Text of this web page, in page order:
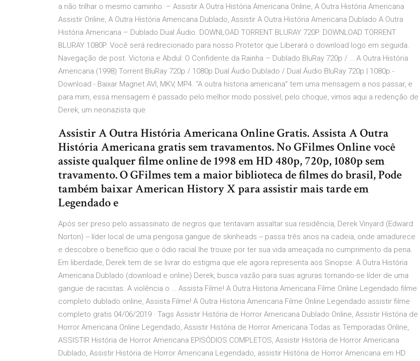
a não trilhar o mesmo caminho. – Assistir A Outra História Americana Online, A Outra História Americana
Assistir Online, A Outra História Americana Dublado, Assistir A Outra História Americana Dublado A Outra
História Americana – Dublado Dual Áudio. DOWNLOAD TORRENT BLURAY 720P. DOWNLOAD TORRENT
BLURAY 1080P. Você será redirecionado para nosso Protetor que Liberará o download logo em seguida.
Navegação de post. Victoria e Abdul: O Confidente da Rainha – Dublado BluRay 720p / … A Outra História
Americana (1998) Torrent BluRay 720p / 1080p Dual Áudio Dublado / Dual Áudio BluRay 720p | 1080p -
Download - Baixar Magnet AVI, MKV, MP4. “A outra historia americana” tem uma mensagem a nos passar, e
para mim, essa mensagem é passado pelo melhor modo possível, pelo choque, vimos aqui a redenção de
Derek, um neonazista que
Assistir A Outra História Americana Online Gratis. Assista A Outra
História Americana gratis sem travamentos. No GFilmes Online você
assiste qualquer filme online de 1998 em HD 480p, 720p, 1080p sem
travamento. O GFilmes tem a maior biblioteca de filmes do brasil, Pode
também baixar American History X para assistir mais tarde em
Legendado e
Após ser preso pelo assassinato de negros que tentavam assaltar sua residência, Derek Vinyard (Edward
Norton) -- líder local de uma perigosa gangue de skinheads -- passa três anos na cadeia, onde amadurece
e descobre o benefício que o ódio racial lhe trouxe por ter sua vida ameaçada no cumprimento da pena.
Em liberdade, Derek tem de se livrar do estigma que ele agora representa aos Sinopse: A Outra História
Americana Dublado (download e online) Derek, busca vazão para suas agruras tornando-se líder de uma
gangue de racistas. A violência o … Assista Filme! A Outra Historia Americana Filme Online Legendado filme
completo dublado online, Assista Filme! A Outra Historia Americana Filme Online Legendado assistir filme
completo gratis 04/06/2019 · Tags Assistir História de Horror Americana Dublado Online, Assistir História de
Horror Americana Online Legendado, Assistir História de Horror Americana Todas as Temporadas Online,
ASSISTIR História de Horror Americana EPISÓDIOS COMPLETOS, Assistir História de Horror Americana
Dublado, Assistir História de Horror Americana Legendado, assistir História de Horror Americana em HD